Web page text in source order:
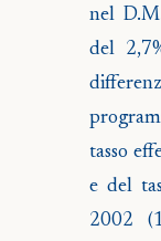
nel
del
tasso
e del
2002